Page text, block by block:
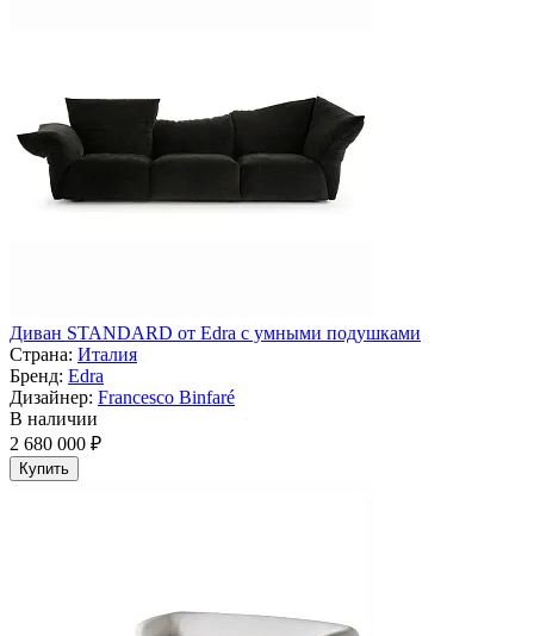
Диван STANDARD от Edra с умными подушками
Страна: Италия
Бренд: Edra
Дизайнер: Francesco Binfaré
В наличии
2 680 000 ₽
Купить